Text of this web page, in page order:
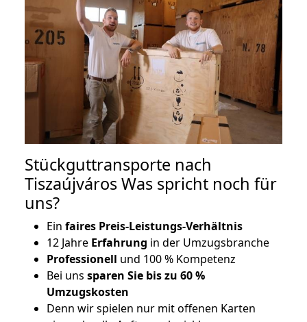
Stückguttransporte nach
Tiszaújváros Was spricht noch für
uns?
Ein faires Preis-Leistungs-Verhältnis
12 Jahre Erfahrung in der Umzugsbranche
Professionell und 100 % Kompetenz
Bei uns sparen Sie bis zu 60 %
Umzugskosten
Denn wir spielen nur mit offenen Karten